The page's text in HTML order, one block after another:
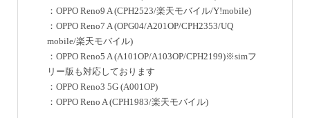
：OPPO Reno9 A (CPH2523/楽天モバイル/Y!mobile)
：OPPO Reno7 A (OPG04/A201OP/CPH2353/UQ
mobile/楽天モバイル)
：OPPO Reno5 A (A101OP/A103OP/CPH2199)※simフ
リー版も対応しております
：OPPO Reno3 5G (A001OP)
：OPPO Reno A (CPH1983/楽天モバイル)